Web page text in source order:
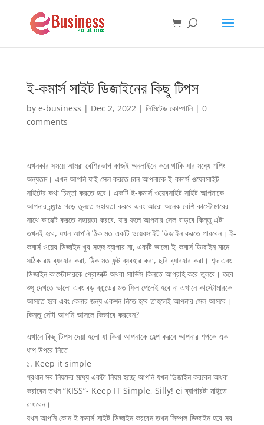
ই-কমার্স সাইট ডিজাইনের কিছু টিপস
by e-business | Dec 2, 2022| লিমিটেড কোম্পানি| 0
comments
এখনকার সময়ে আমরা বেশিরভাগ কাজই অনলাইনে করে থাকি যার মধ্যে শপিং
অন্যতম। এখন আপনি যাই সেল করতে চান আপনাকে ই-কমার্স ওয়েবসাইট
সাইটের কথা চিন্তা করতে হবে। একটি ই-কমার্স ওয়েবসাইট সাইট আপনাকে
আপনার ব্র্যান্ড গড়ে তুলতে সহায়তা করবে এবং আরো অনেক বেশি কাস্টোমারের
সাথে কানেক্ট করতে সহায়তা করবে, যার ফলে আপনার সেল বাড়বে কিন্তু এটা
তখনই হবে, যখন আপনি ঠিক মত একটি ওয়েবসাইট ডিজাইন করতে পারবেন। ই-
কমার্স ওয়েব ডিজাইন খুব সহজ ব্যাপার না, একটি ভালো ই-কমার্স ডিজাইন মানে
সঠিক রঙ ব্যবহার করা, ঠিক মত ফন্ট ব্যবহার করা, ছবি ব্যাবহার করা। শব্দ এবং
ডিজাইন কাস্টোমারকে প্রোডাক্ট অথবা সার্ভিস কিনতে আগ্রহি করে তুলবে। তবে
শুধু দেখতে ভালো এবং বড় ব্রান্ডের মত ফিল পেলেই হবে না এখানে কাস্টোমারকে
আসতে হবে এবং কেনার জন্য একশন নিতে হবে তাহলেই আপনার সেল আসবে।
কিন্তু সেটা আপনি আসলে কিভাবে করবেন?
এখানে কিছু টিপস দেয়া হলো যা কিনা আপনাকে হেল্প করবে আপনার শপকে এক
ধাপ উপরে নিতে
১. Keep it simple
প্রধান সব নিয়মের মধ্যে একটা নিয়ম হচ্ছে আপনি যখন ডিজাইন করবেন অথবা
করাবেন তখন “KISS”- Keep IT Simple, Silly! ei ব্যাপারটা মাইন্ডে
রাখবেন।
যখন আপনি কোন ই কমার্স সাইট ডিজাইন করবেন তখন সিম্পল ডিজাইন হবে সব